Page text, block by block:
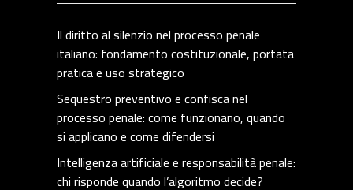
Il diritto al silenzio nel processo penale
italiano: fondamento costituzionale, portata
pratica e uso strategico
Sequestro preventivo e confisca nel
processo penale: come funzionano, quando
si applicano e come difendersi
Intelligenza artificiale e responsabilità penale:
chi risponde quando l’algoritmo decide?